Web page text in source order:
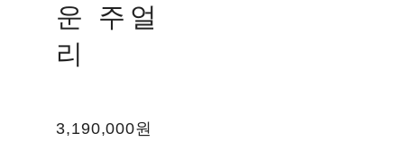
운 주얼
리
3,190,000원